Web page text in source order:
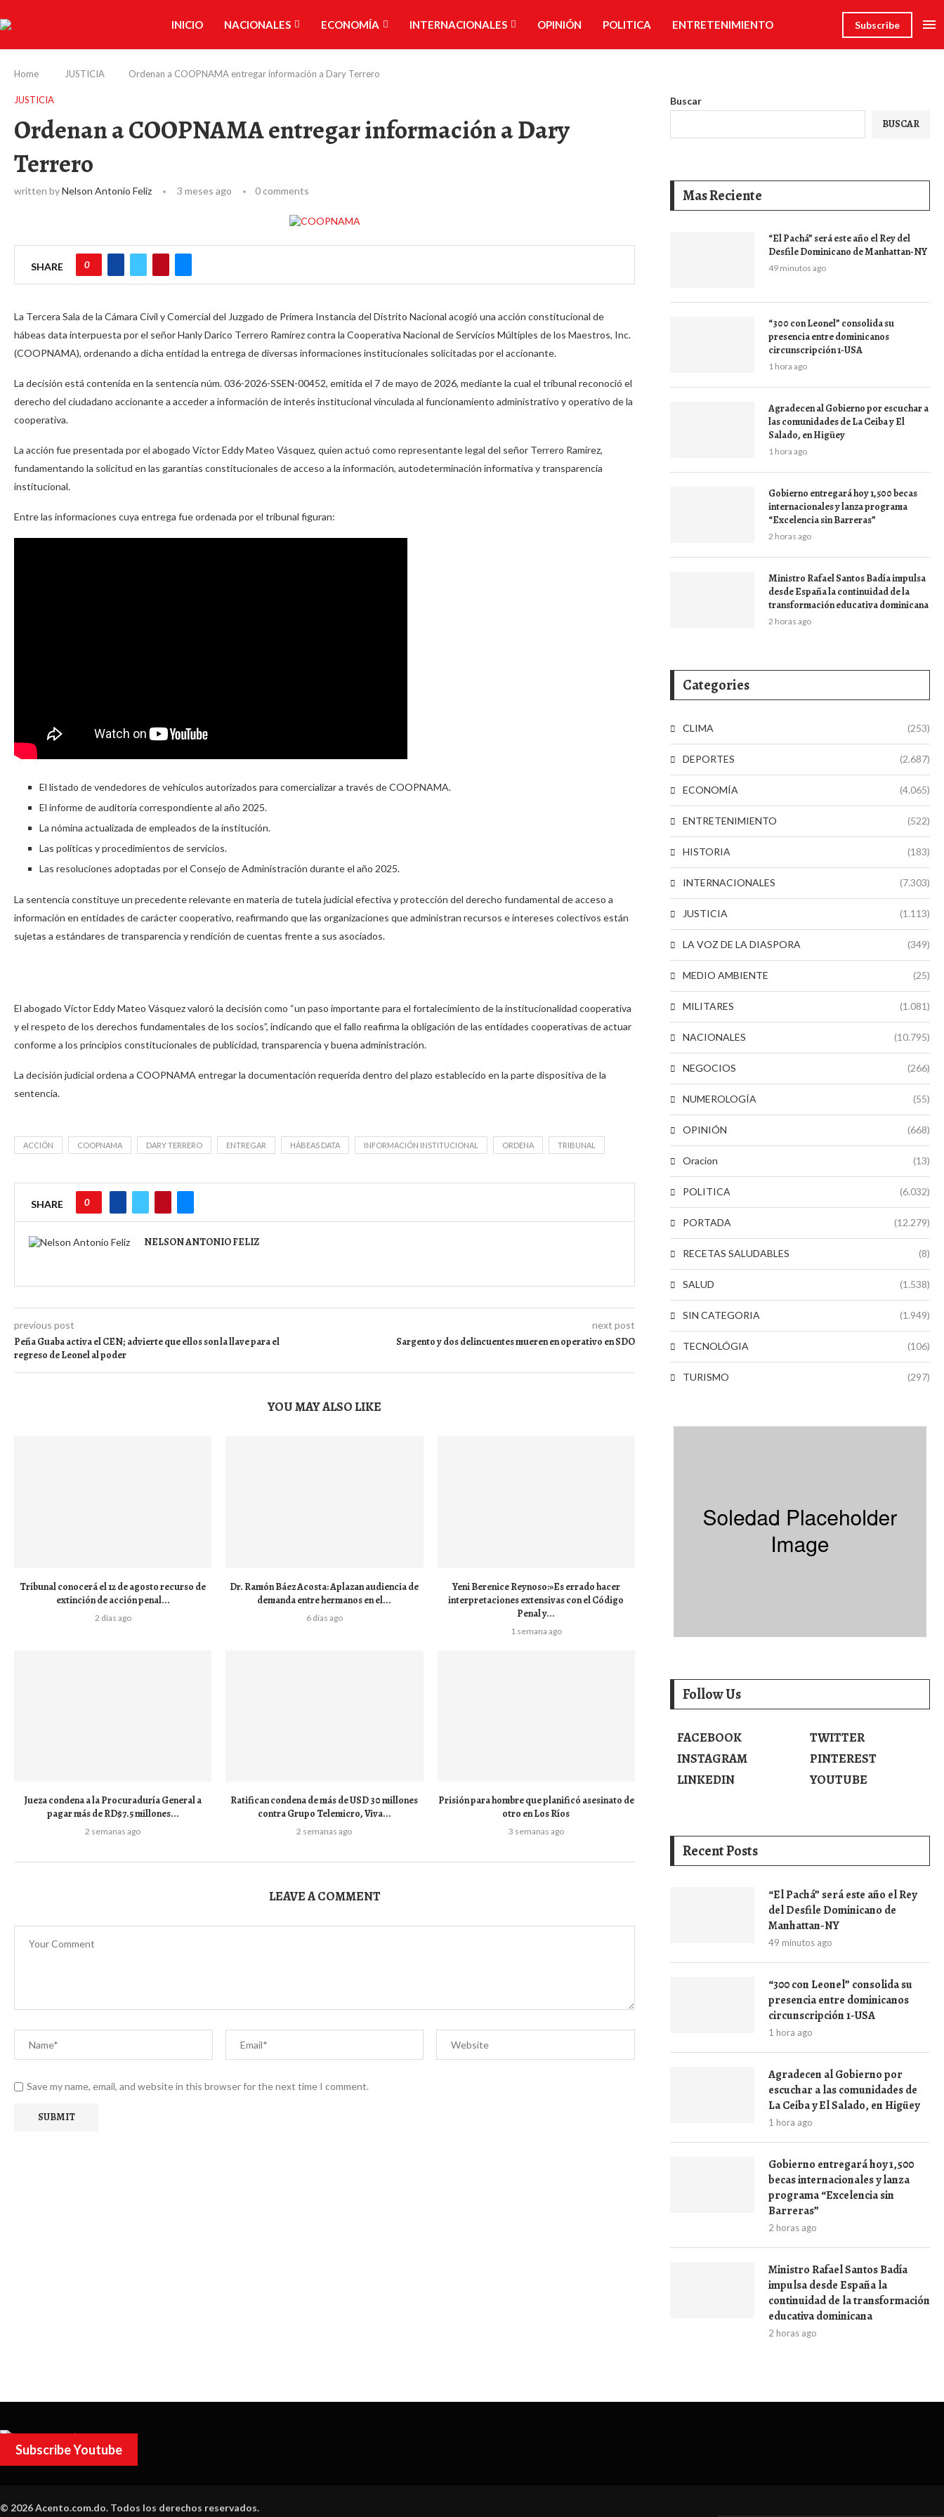
INICIO NACIONALES ECONOMÍA INTERNACIONALES OPINIÓN POLITICA ENTRETENIMIENTO Subscribe
Home JUSTICIA Ordenan a COOPNAMA entregar información a Dary Terrero
JUSTICIA
Ordenan a COOPNAMA entregar información a Dary
Terrero
written byNelson Antonio Feliz 3 meses ago 0 comments
SHARE 0
La Tercera Sala de la Cámara Civil y Comercial del Juzgado de Primera Instancia del Distrito Nacional acogió una acción constitucional de
hábeas data interpuesta por el señor Hanly Darico Terrero Ramírez contra la Cooperativa Nacional de Servicios Múltiples de los Maestros, Inc.
(COOPNAMA), ordenando a dicha entidad la entrega de diversas informaciones institucionales solicitadas por el accionante.
La decisión está contenida en la sentencia núm. 036-2026-SSEN-00452, emitida el 7 de mayo de 2026, mediante la cual el tribunal reconoció el
derecho del ciudadano accionante a acceder a información de interés institucional vinculada al funcionamiento administrativo y operativo de la
cooperativa.
La acción fue presentada por el abogado Víctor Eddy Mateo Vásquez, quien actuó como representante legal del señor Terrero Ramírez,
fundamentando la solicitud en las garantías constitucionales de acceso a la información, autodeterminación informativa y transparencia
institucional.
Entre las informaciones cuya entrega fue ordenada por el tribunal figuran:
El listado de vendedores de vehículos autorizados para comercializar a través de COOPNAMA.
El informe de auditoría correspondiente al año 2025.
La nómina actualizada de empleados de la institución.
Las políticas y procedimientos de servicios.
Las resoluciones adoptadas por el Consejo de Administración durante el año 2025.
La sentencia constituye un precedente relevante en materia de tutela judicial efectiva y protección del derecho fundamental de acceso a
información en entidades de carácter cooperativo, reafirmando que las organizaciones que administran recursos e intereses colectivos están
sujetas a estándares de transparencia y rendición de cuentas frente a sus asociados.
El abogado Víctor Eddy Mateo Vásquez valoró la decisión como “un paso importante para el fortalecimiento de la institucionalidad cooperativa
y el respeto de los derechos fundamentales de los socios”, indicando que el fallo reafirma la obligación de las entidades cooperativas de actuar
conforme a los principios constitucionales de publicidad, transparencia y buena administración.
La decisión judicial ordena a COOPNAMA entregar la documentación requerida dentro del plazo establecido en la parte dispositiva de la
sentencia.
ACCIÓN COOPNAMA DARY TERRERO ENTREGAR HÁBEAS DATA INFORMACIÓN INSTITUCIONAL ORDENA TRIBUNAL
SHARE 0
NELSON ANTONIO FELIZ
previous post
Peña Guaba activa el CEN; advierte que ellos son la llave para el
regreso de Leonel al poder
next post
Sargento y dos delincuentes mueren en operativo en SDO
YOU MAY ALSO LIKE
Tribunal conocerá el 12 de agosto recurso de
extinción de acción penal...
2 días ago
Dr. Ramón Báez Acosta: Aplazan audiencia de
demanda entre hermanos en el...
6 días ago
Yeni Berenice Reynoso:»Es errado hacer
interpretaciones extensivas con el Código
Penal y...
1 semana ago
Jueza condena a la Procuraduría General a
pagar más de RD$7.5 millones...
2 semanas ago
Ratifican condena de más de USD 30 millones
contra Grupo Telemicro, Viva...
2 semanas ago
Prisión para hombre que planificó asesinato de
otro en Los Ríos
3 semanas ago
LEAVE A COMMENT
Save my name, email, and website in this browser for the next time I comment.
Buscar
BUSCAR
Mas Reciente
“El Pachá” será este año el Rey del
Desfile Dominicano de Manhattan-NY
49 minutos ago
“300 con Leonel” consolida su
presencia entre dominicanos
circunscripción 1-USA
1 hora ago
Agradecen al Gobierno por escuchar a
las comunidades de La Ceiba y El
Salado, en Higüey
1 hora ago
Gobierno entregará hoy 1,500 becas
internacionales y lanza programa
“Excelencia sin Barreras”
2 horas ago
Ministro Rafael Santos Badía impulsa
desde España la continuidad de la
transformación educativa dominicana
2 horas ago
Categories
CLIMA (253)
DEPORTES (2.687)
ECONOMÍA (4.065)
ENTRETENIMIENTO (522)
HISTORIA (183)
INTERNACIONALES (7.303)
JUSTICIA (1.113)
LA VOZ DE LA DIASPORA (349)
MEDIO AMBIENTE (25)
MILITARES (1.081)
NACIONALES (10.795)
NEGOCIOS (266)
NUMEROLOGÍA (55)
OPINIÓN (668)
Oracion (13)
POLITICA (6.032)
PORTADA (12.279)
RECETAS SALUDABLES (8)
SALUD (1.538)
SIN CATEGORIA (1.949)
TECNOLÓGIA (106)
TURISMO (297)
Follow Us
FACEBOOK
TWITTER
INSTAGRAM
PINTEREST
LINKEDIN
YOUTUBE
Recent Posts
“El Pachá” será este año el Rey
del Desfile Dominicano de
Manhattan-NY
49 minutos ago
“300 con Leonel” consolida su
presencia entre dominicanos
circunscripción 1-USA
1 hora ago
Agradecen al Gobierno por
escuchar a las comunidades de
La Ceiba y El Salado, en Higüey
1 hora ago
Gobierno entregará hoy 1,500
becas internacionales y lanza
programa “Excelencia sin
Barreras”
2 horas ago
Ministro Rafael Santos Badía
impulsa desde España la
continuidad de la transformación
educativa dominicana
2 horas ago
Subscribe Youtube
© 2026 Acento.com.do. Todos los derechos reservados.